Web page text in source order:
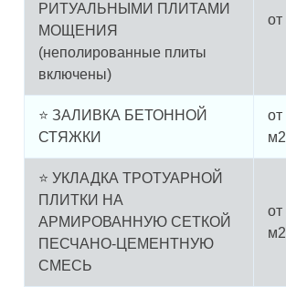
РИТУАЛЬНЫМИ ПЛИТАМИ
МОЩЕНИЯ
(неполированные плиты
включены)
от
⭐ ЗАЛИВКА БЕТОННОЙ
СТЯЖКИ
от
м2
⭐ УКЛАДКА ТРОТУАРНОЙ
ПЛИТКИ НА
АРМИРОВАННУЮ СЕТКОЙ
ПЕСЧАНО-ЦЕМЕНТНУЮ
СМЕСЬ
от
м2